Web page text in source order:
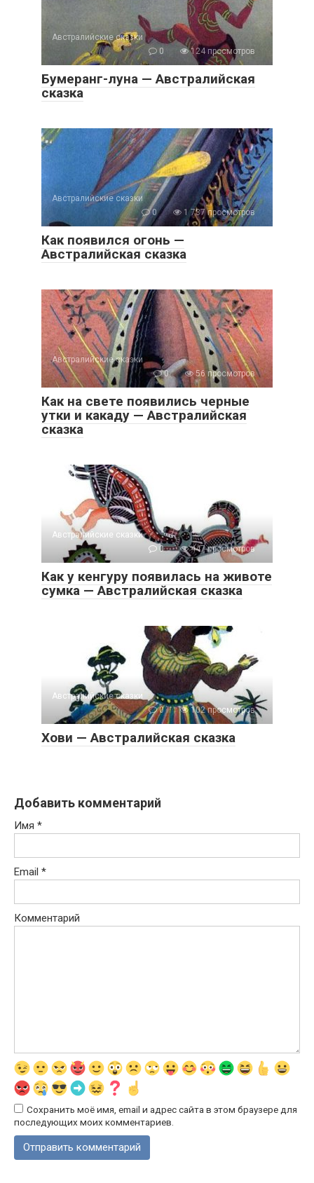
Австралийские сказки
0
124 просмотров
Бумеранг-луна — Австралийская
сказка
Австралийские сказки
0
1 737 просмотров
Как появился огонь —
Австралийская сказка
Австралийские сказки
0
56 просмотров
Как на свете появились черные
утки и какаду — Австралийская
сказка
Австралийские сказки
0
447 просмотров
Как у кенгуру появилась на животе
сумка — Австралийская сказка
Австралийские сказки
0
102 просмотров
Хови — Австралийская сказка
Добавить комментарий
Имя *
Email *
Комментарий
Сохранить моё имя, email и адрес сайта в этом браузере для
последующих моих комментариев.